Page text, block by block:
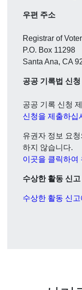
우편 주소
Registrar of
P.O. Box 11298
Santa Ana, CA
공공 기록법 신청
공공 기록 신청
신청을 제출하십
유권자 정보 요
하지 않습니다.
이곳을 클릭하여
수상한 활동 신고
수상한 활동 신